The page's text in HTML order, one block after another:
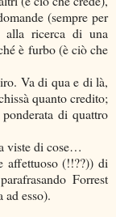
(sempre per
alla ricerca di una
è furbo (è ciò che
Va di qua e di là,
quanto credito;
di quattro
viste di cose…
affettuoso (!!??)) di
Forrest
ad esso).